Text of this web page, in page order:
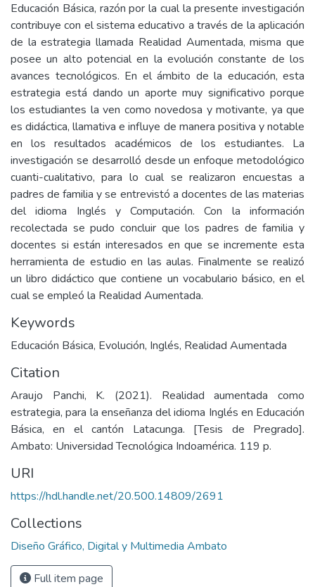
Educación Básica, razón por la cual la presente investigación
contribuye con el sistema educativo a través de la aplicación
de la estrategia llamada Realidad Aumentada, misma que
posee un alto potencial en la evolución constante de los
avances tecnológicos. En el ámbito de la educación, esta
estrategia está dando un aporte muy significativo porque
los estudiantes la ven como novedosa y motivante, ya que
es didáctica, llamativa e influye de manera positiva y notable
en los resultados académicos de los estudiantes. La
investigación se desarrolló desde un enfoque metodológico
cuanti-cualitativo, para lo cual se realizaron encuestas a
padres de familia y se entrevistó a docentes de las materias
del idioma Inglés y Computación. Con la información
recolectada se pudo concluir que los padres de familia y
docentes si están interesados en que se incremente esta
herramienta de estudio en las aulas. Finalmente se realizó
un libro didáctico que contiene un vocabulario básico, en el
cual se empleó la Realidad Aumentada.
Keywords
Educación Básica, Evolución, Inglés, Realidad Aumentada
Citation
Araujo Panchi, K. (2021). Realidad aumentada como
estrategia, para la enseñanza del idioma Inglés en Educación
Básica, en el cantón Latacunga. [Tesis de Pregrado].
Ambato: Universidad Tecnológica Indoamérica. 119 p.
URI
https://hdl.handle.net/20.500.14809/2691
Collections
Diseño Gráfico, Digital y Multimedia Ambato
Full item page